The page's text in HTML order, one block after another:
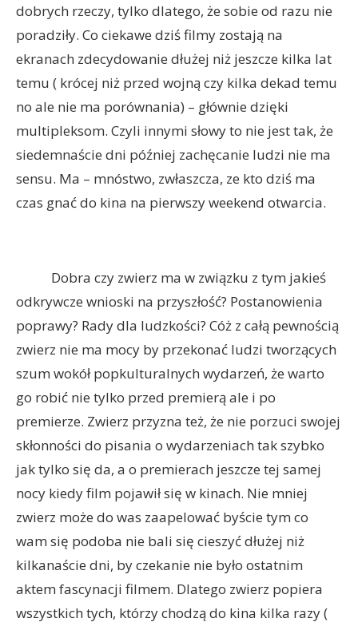
dobrych rzeczy, tylko dlatego, że sobie od razu nie
poradziły. Co ciekawe dziś filmy zostają na
ekranach zdecydowanie dłużej niż jeszcze kilka lat
temu ( krócej niż przed wojną czy kilka dekad temu
no ale nie ma porównania) – głównie dzięki
multipleksom. Czyli innymi słowy to nie jest tak, że
siedemnaście dni później zachęcanie ludzi nie ma
sensu. Ma – mnóstwo, zwłaszcza, ze kto dziś ma
czas gnać do kina na pierwszy weekend otwarcia.
Dobra czy zwierz ma w związku z tym jakieś
odkrywcze wnioski na przyszłość? Postanowienia
poprawy? Rady dla ludzkości? Cóż z całą pewnością
zwierz nie ma mocy by przekonać ludzi tworzących
szum wokół popkulturalnych wydarzeń, że warto
go robić nie tylko przed premierą ale i po
premierze. Zwierz przyzna też, że nie porzuci swojej
skłonności do pisania o wydarzeniach tak szybko
jak tylko się da, a o premierach jeszcze tej samej
nocy kiedy film pojawił się w kinach. Nie mniej
zwierz może do was zaapelować byście tym co
wam się podoba nie bali się cieszyć dłużej niż
kilkanaście dni, by czekanie nie było ostatnim
aktem fascynacji filmem. Dlatego zwierz popiera
wszystkich tych, którzy chodzą do kina kilka razy (